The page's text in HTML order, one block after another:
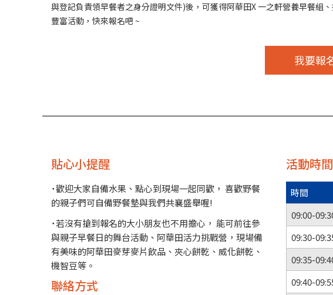
與登記負責領早餐者之身分證明文件)後，可獲得阿華田X 一之軒營養早餐組
豐富活動，快來報名吧 ~
我要報
貼心小提醒
˙歡迎大家自備水果、點心到現場一起同歡， 喜歡野餐
的親子們可自備野餐墊與我們共襄盛舉喔!
˙若沒有搶到報名的大小朋友也不用擔心， 能可前往參
與親子早餐日的舞台活動、阿華田活力挑戰營，現場備
有美味的阿華田麥芽麥片飲品、夾心餅乾、威化餅乾、
機智豆等。
聯絡方式
活動時間
時間
09:00-
09:30-
09:35-
09:40-